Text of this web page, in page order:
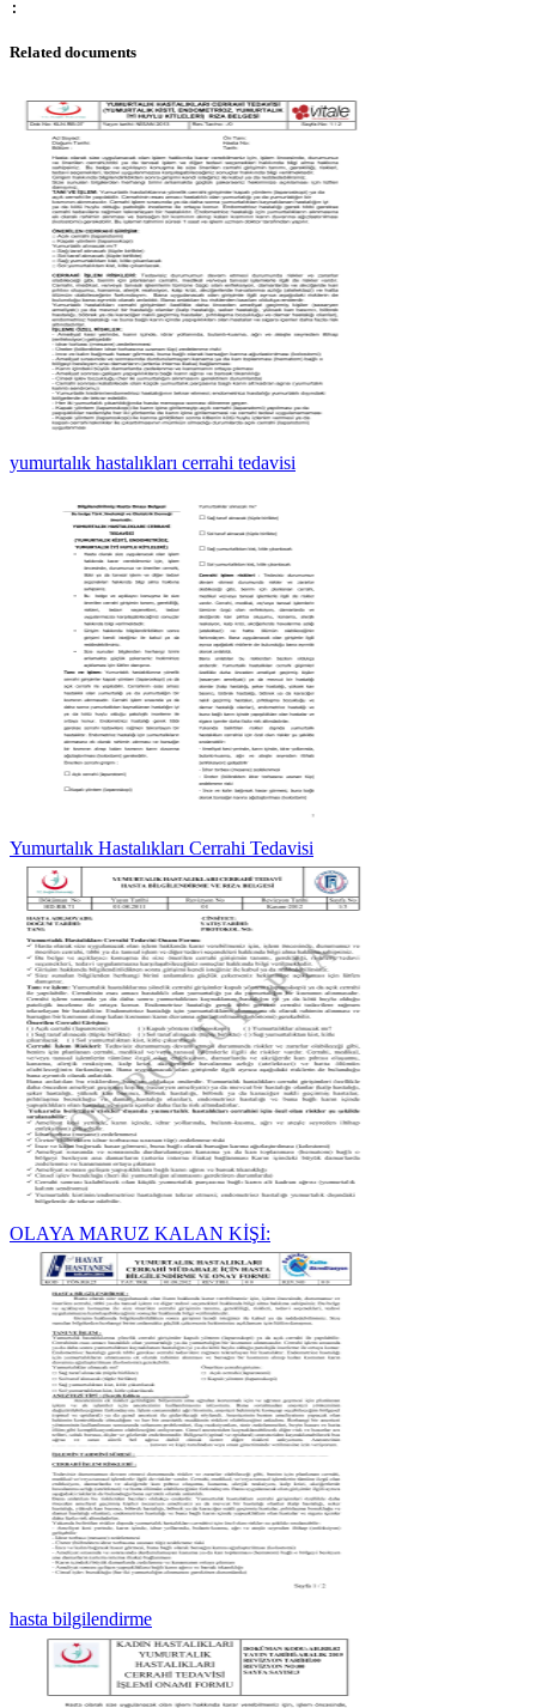
Related documents
yumurtalık hastalıkları cerrahi tedavisi
Yumurtalık Hastalıkları Cerrahi Tedavisi
OLAYA MARUZ KALAN KİŞİ:
hasta bilgilendirme